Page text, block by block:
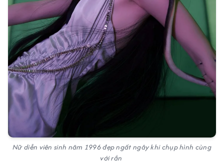
Nữ diễn viên sinh năm 1996 đẹp ngất ngây khi chụp hình cùng
với rắn